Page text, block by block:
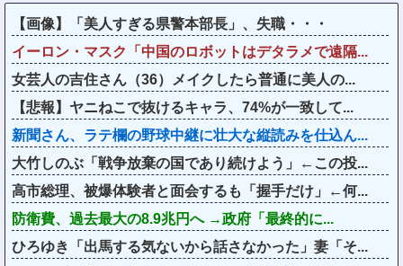
【画像】「美人すぎる県警本部長」、失職・・・
イーロン・マスク「中国のロボットはデタラメで遠隔...
女芸人の吉住さん（36）メイクしたら普通に美人の...
【悲報】ヤニねこで抜けるキャラ、74%が一致して...
新聞さん、ラテ欄の野球中継に壮大な縦読みを仕込ん...
大竹しのぶ「戦争放棄の国であり続けよう」←この投...
高市総理、被爆体験者と面会するも「握手だけ」←何...
防衛費、過去最大の8.9兆円へ →政府「最終的に...
ひろゆき「出馬する気ないから話さなかった」妻「そ...